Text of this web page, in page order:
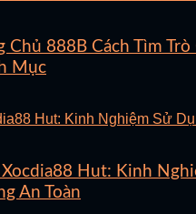
Chủ 888B Cách Tìm
Mục
Xocdia88 Hut: Kinh
An Toàn